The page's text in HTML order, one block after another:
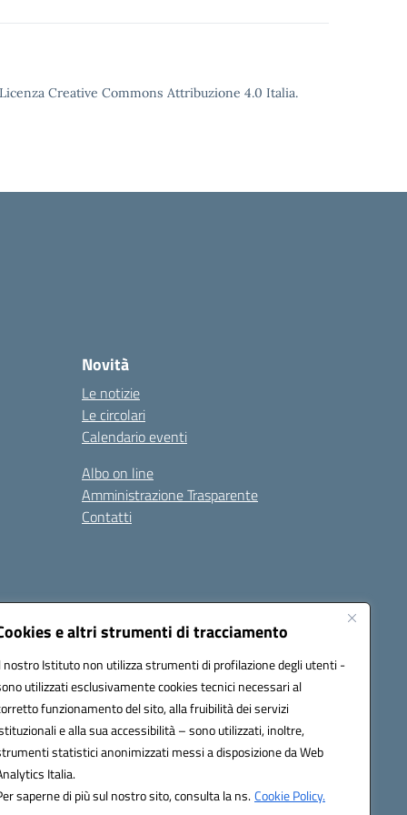
e altri strumenti di tracciamento
nostro Istituto non utilizza strumenti di profilazione degli utenti -
utilizzati esclusivamente cookies tecnici necessari al
funzionamento del sito, alla fruibilità dei servizi
e alla sua accessibilità – sono utilizzati, inoltre,
statistici anonimizzati messi a disposizione da Web
Italia.
saperne di più sul nostro sito, consulta la ns.Cookie Policy.
Creative Commons Attribuzione 4.0 Italia.
Novità
Le notizie
Le circolari
Calendario eventi
Albo on line
Amministrazione Trasparente
Contatti